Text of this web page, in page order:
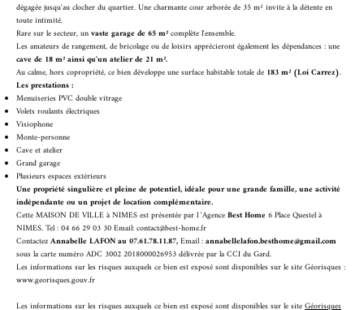
dégagée jusqu'au clocher du quartier. Une charmante cour arborée de 35 m² invite à la détente en
toute intimité.
Rare sur le secteur, unvaste garage de 65 m²complète l'ensemble.
Les amateurs de rangement, de bricolage ou de loisirs apprécieront également les dépendances : une
cave de 18 m² ainsi qu'un atelier de 21 m².
Au calme, hors copropriété, ce bien développe une surface habitable totale de 183 m² (Loi Carrez).
Les prestations :
Menuiseries PVC double vitrage
Volets roulants électriques
Visiophone
Monte-personne
Cave et atelier
Grand garage
Plusieurs espaces extérieurs
Une propriété singulière et pleine de potentiel, idéale pour une grande famille, une activité
indépendante ou un projet de location complémentaire.
Cette MAISON DE VILLE à NIMES est présentée par l 'AgenceBest Home 6 Place Questel à
NIMES. Tel : 04 66 29 03 30 Email: contact@best-home.fr
ContactezAnnabelle LAFON au 07.61.78.11.87,Email :annabellelafon.besthome@gmail.com
sous la carte numéro ADC 3002 2018000026953 délivrée par la CCI du Gard.
Les informations sur les risques auxquels ce bien est exposé sont disponibles sur le site Géorisques :
www.georisques.gouv.fr
Les informations sur les risques auxquels ce bien est exposé sont disponibles sur le siteGéorisques